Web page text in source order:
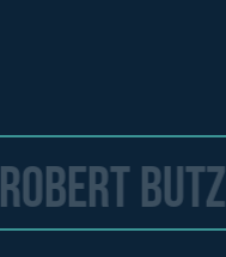
ROBERT BUTZ